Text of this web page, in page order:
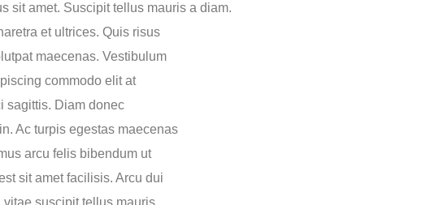
sit amet. Suscipit tellus mauris a diam.
et ultrices. Quis risus
maecenas. Vestibulum
commodo elit at
sagittis. Diam donec
Ac turpis egestas maecenas
arcu felis bibendum ut
sit amet facilisis. Arcu dui
suscipit tellus mauris